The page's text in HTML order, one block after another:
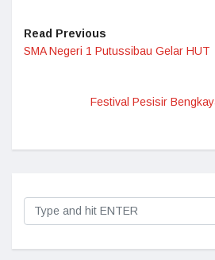
Read Previous
SMA Negeri 1 Putussibau Gelar HUT
Festival Pesisir